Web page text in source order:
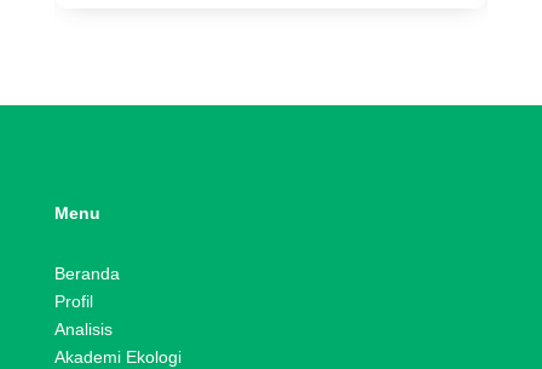
Menu
Beranda
Profil
Analisis
Akademi Ekologi